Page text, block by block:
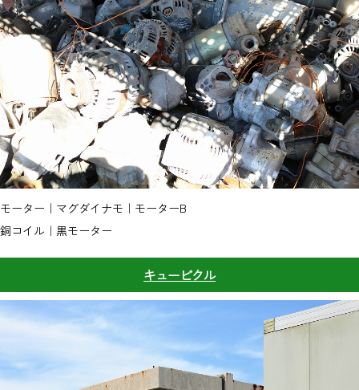
モーター｜マグダイナモ｜モーターB
銅コイル｜黒モーター
キュービクル